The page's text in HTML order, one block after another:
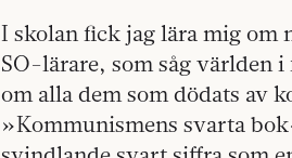
I skolan fick jag lära mig
SO-lärare, som såg världen
om alla dem som dödats av
»Kommunismens svarta